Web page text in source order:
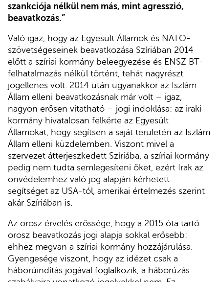
szankciója nélkül nem más, mint agresszió,
beavatkozás.”
Való igaz, hogy az Egyesült Államok és NATO-
szövetségeseinek beavatkozása Szíriában 2014
előtt a szíriai kormány beleegyezése és ENSZ BT-
felhatalmazás nélkül történt, tehát nagyrészt
jogellenes volt. 2014 után ugyanakkor az Iszlám
Állam elleni beavatkozásnak már volt – igaz,
nagyon erősen vitatható – jogi indoklása: az iraki
kormány hivatalosan felkérte az Egyesült
Államokat, hogy segítsen a saját területén az Iszlám
Állam elleni küzdelemben. Viszont mivel a
szervezet átterjeszkedett Szíriába, a szíriai kormány
pedig nem tudta semlegesíteni őket, ezért Irak az
önvédelemhez való jog alapján kérhetett
segítséget az USA-tól, amerikai értelmezés szerint
akár Szíriában is.
Az orosz érvelés erőssége, hogy a 2015 óta tartó
orosz beavatkozás jogi alapja sokkal erősebb:
ehhez megvan a szíriai kormány hozzájárulása.
Gyengesége viszont, hogy az idézet csak a
háborúindítás jogával foglalkozik, a háborúzás